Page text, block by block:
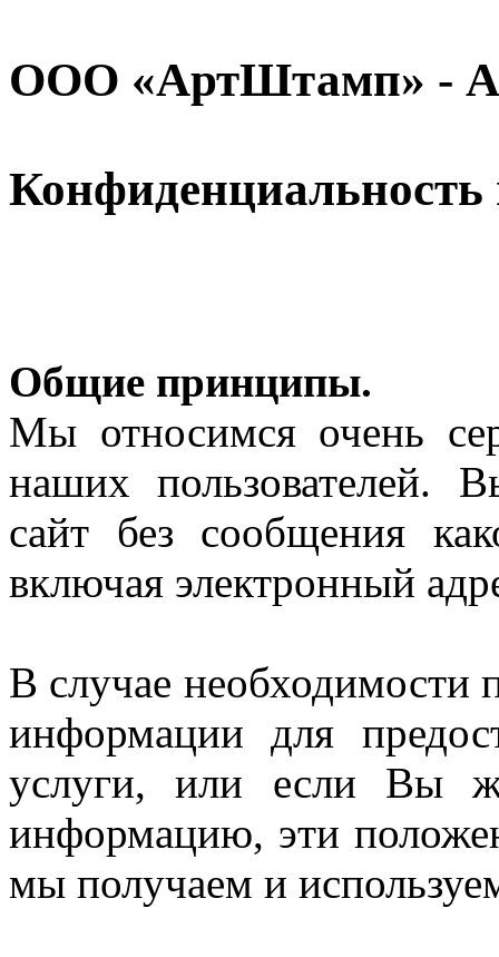
ООО «АртШтамп» -
Общие принципы.
Мы относимся очень
наших пользователей.
сайт без сообщения
включая электронный
В случае необходимости
информации для
услуги, или если Вы
информацию, эти
мы получаем и